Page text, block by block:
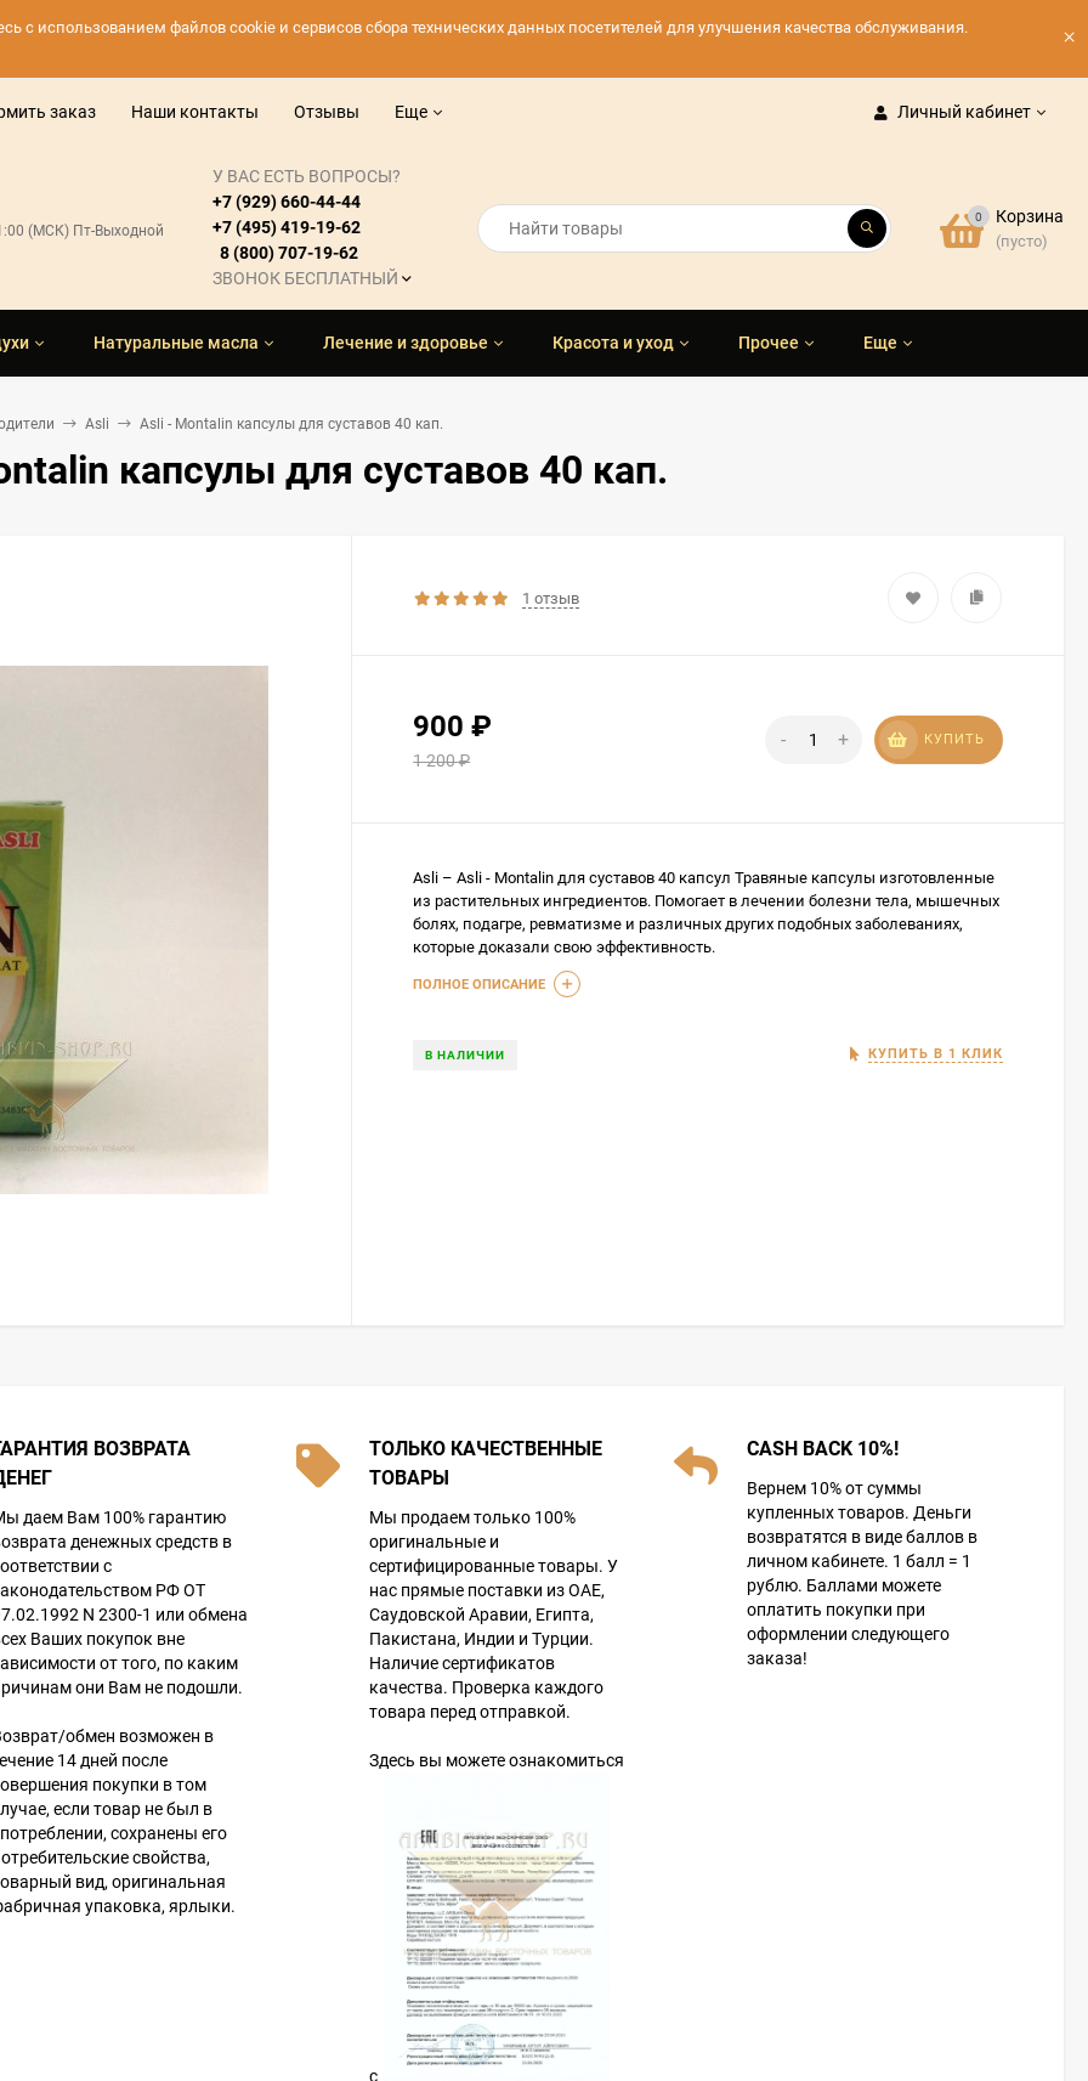
с использованием файлов cookie и сервисов сбора технических данных посетителей для улучшения качества обслуживания.
×
Личный кабинет
заказ Наши контакты Отзывы Еще
(МСК) Пт-Выходной
У ВАС ЕСТЬ ВОПРОСЫ?
+7 (929) 660-44-44
+7 (495) 419-19-62
8 (800) 707-19-62
ЗВОНОК БЕСПЛАТНЫЙ
0 Корзина
(пусто)
Натуральные масла Лечение и здоровье Красота и уход Прочее Еще
Asli Asli - Montalin капсулы для суставов 40 кап.
капсулы для суставов 40 кап.
1 отзыв
900₽
1 200₽
- + КУПИТЬ
Asli – Asli - Montalin для суставов 40 капсул Травяные капсулы изготовленные
из растительных ингредиентов. Помогает в лечении болезни тела, мышечных
болях, подагре, ревматизме и различных других подобных заболеваниях,
которые доказали свою эффективность.
ПОЛНОЕ ОПИСАНИЕ
В НАЛИЧИИ КУПИТЬ В 1 КЛИК
ВОЗВРАТА
даем Вам 100% гарантию
денежных средств в
с
РФ ОТ
N 2300-1 или обмена
Ваших покупок вне
от того, по каким
они Вам не подошли.
обмен возможен в
14 дней после
покупки в том
если товар не был в
сохранены его
свойства,
вид, оригинальная
упаковка, ярлыки.
ТОЛЬКО КАЧЕСТВЕННЫЕ
ТОВАРЫ
Мы продаем только 100%
оригинальные и
сертифицированные товары. У
нас прямые поставки из ОАЕ,
Саудовской Аравии, Египта,
Пакистана, Индии и Турции.
Наличие сертификатов
качества. Проверка каждого
товара перед отправкой.
Здесь вы можете ознакомиться
с
CASH BACK 10%!
Вернем 10% от суммы
купленных товаров. Деньги
возвратятся в виде баллов в
личном кабинете. 1 балл = 1
рублю. Баллами можете
оплатить покупки при
оформлении следующего
заказа!